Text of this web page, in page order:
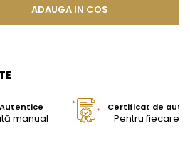
ADAUGA IN COS
manual
Certificat de
Pentru fiecare